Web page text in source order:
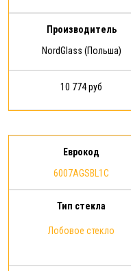
Производитель
NordGlass (Польша)
10 774 руб
Еврокод
6007AGSBL1C
Тип стекла
Лобовое стекло